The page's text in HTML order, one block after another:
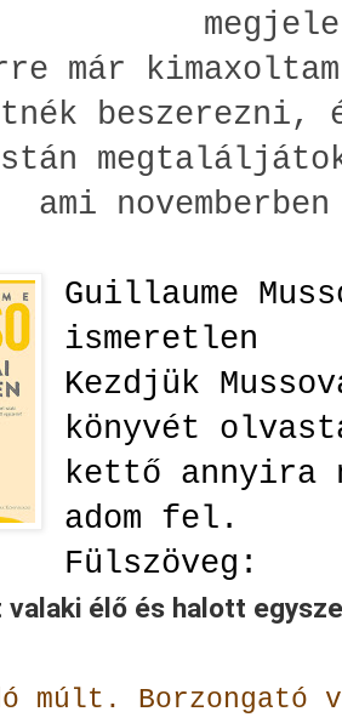
már
ami
Guillaume
ismeretlen
Kezdjük
könyvét
kettő annyira
adom fel.
Fülszöveg:
valaki élő és halott
múlt.